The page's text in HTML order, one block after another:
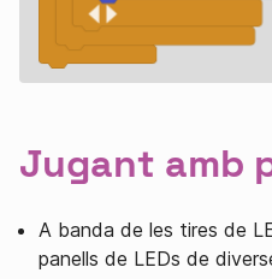
Jugant amb
A banda de les tires de
panells de LEDs de